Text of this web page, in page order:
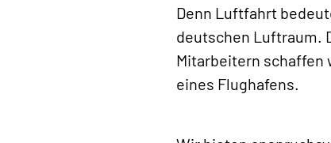
Denn Luftfahrt
deutschen Luftraum.
Mitarbeitern schaffen
eines Flughafens.